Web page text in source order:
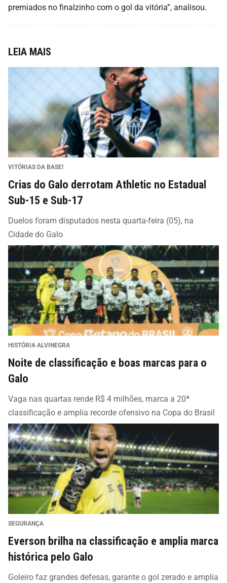
premiados no finalzinho com o gol da vitória”, analisou.
LEIA MAIS
VITÓRIAS DA BASE!
Crias do Galo derrotam Athletic no Estadual
Sub-15 e Sub-17
Duelos foram disputados nesta quarta-feira (05), na
Cidade do Galo
HISTÓRIA ALVINEGRA
Noite de classificação e boas marcas para o
Galo
Vaga nas quartas rende R$ 4 milhões, marca a 20ª
classificação e amplia recorde ofensivo na Copa do Brasil
SEGURANÇA
Everson brilha na classificação e amplia marca
histórica pelo Galo
Goleiro faz grandes defesas, garante o gol zerado e amplia